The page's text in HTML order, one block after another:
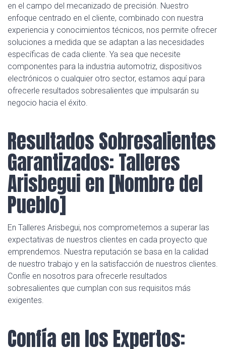
en el campo del mecanizado de precisión. Nuestro
enfoque centrado en el cliente, combinado con nuestra
experiencia y conocimientos técnicos, nos permite ofrecer
soluciones a medida que se adaptan a las necesidades
específicas de cada cliente. Ya sea que necesite
componentes para la industria automotriz, dispositivos
electrónicos o cualquier otro sector, estamos aquí para
ofrecerle resultados sobresalientes que impulsarán su
negocio hacia el éxito.
Resultados Sobresalientes
Garantizados: Talleres
Arisbegui en [Nombre del
Pueblo]
En Talleres Arisbegui, nos comprometemos a superar las
expectativas de nuestros clientes en cada proyecto que
emprendemos. Nuestra reputación se basa en la calidad
de nuestro trabajo y en la satisfacción de nuestros clientes.
Confíe en nosotros para ofrecerle resultados
sobresalientes que cumplan con sus requisitos más
exigentes.
Confía en los Expertos: